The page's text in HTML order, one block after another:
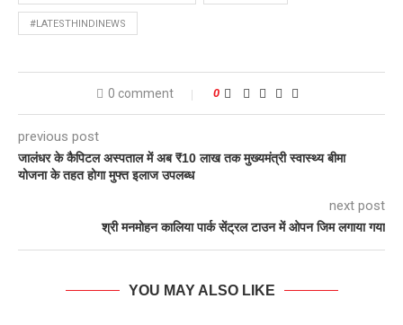
#LATESTHINDINEWS
0 comment 0
previous post
जालंधर के कैपिटल अस्पताल में अब ₹10 लाख तक मुख्यमंत्री स्वास्थ्य बीमा
योजना के तहत होगा मुफ्त इलाज उपलब्ध
next post
श्री मनमोहन कालिया पार्क सेंट्रल टाउन में ओपन जिम लगाया गया
YOU MAY ALSO LIKE